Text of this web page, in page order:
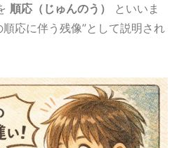
順応（じゅんのう）
といいま
応に伴う残像”として説明され